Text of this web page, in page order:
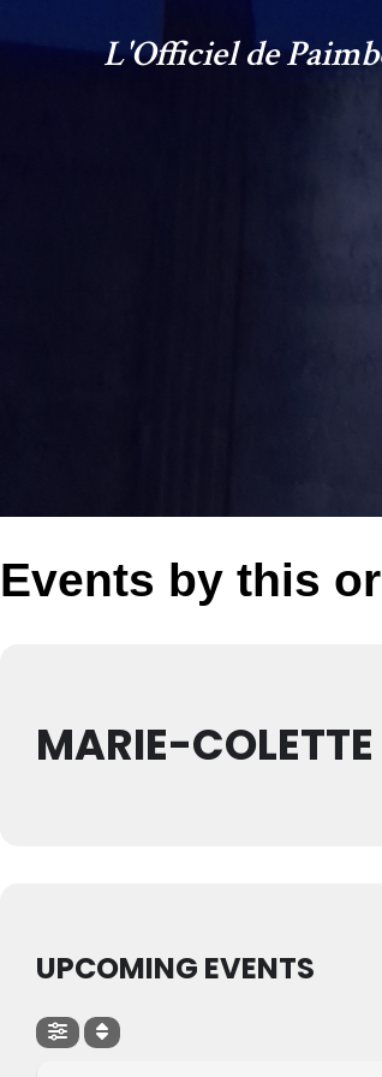
L'Officiel de
Events by this
MARIE-
UPCOMING EVENTS